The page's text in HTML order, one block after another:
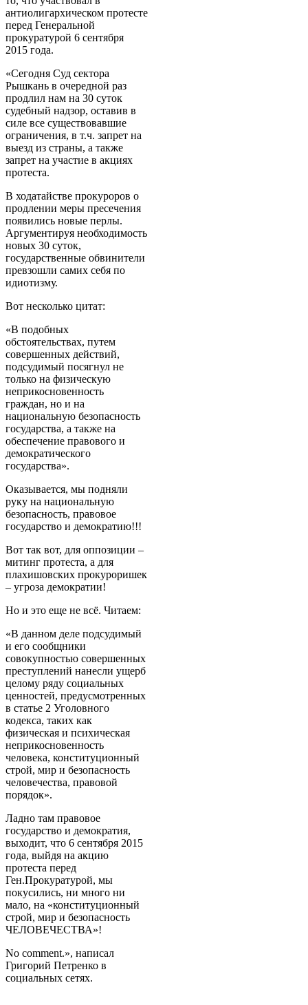
антиолигархическом протесте
перед Генеральной
прокуратурой 6 сентября
2015 года.
«Сегодня Суд сектора
Рышкань в очередной раз
продлил нам на 30 суток
судебный надзор, оставив в
силе все существовавшие
ограничения, в т.ч. запрет на
выезд из страны, а также
запрет на участие в акциях
протеста.
В ходатайстве прокуроров о
продлении меры пресечения
появились новые перлы.
Аргументируя необходимость
новых 30 суток,
государственные обвинители
превзошли самих себя по
идиотизму.
Вот несколько цитат:
«В подобных
обстоятельствах, путем
совершенных действий,
подсудимый посягнул не
только на физическую
неприкосновенность
граждан, но и на
национальную безопасность
государства, а также на
обеспечение правового и
демократического
государства».
Оказывается, мы подняли
руку на национальную
безопасность, правовое
государство и демократию!!!
Вот так вот, для оппозиции –
митинг протеста, а для
плахишовских прокуроришек
– угроза демократии!
Но и это еще не всё. Читаем:
«В данном деле подсудимый
и его сообщники
совокупностью совершенных
преступлений нанесли ущерб
целому ряду социальных
ценностей, предусмотренных
в статье 2 Уголовного
кодекса, таких как
физическая и психическая
неприкосновенность
человека, конституционный
строй, мир и безопасность
человечества, правовой
порядок».
Ладно там правовое
государство и демократия,
выходит, что 6 сентября 2015
года, выйдя на акцию
протеста перед
Ген.Прокуратурой, мы
покусились, ни много ни
мало, на «конституционный
строй, мир и безопасность
ЧЕЛОВЕЧЕСТВА»!
No comment.», написал
Григорий Петренко в
социальных сетях.